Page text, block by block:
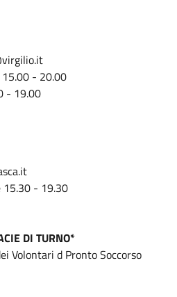
- 20.00
- 19.00
- 19.30
DI TURNO*
Volontari d Pronto Soccorso